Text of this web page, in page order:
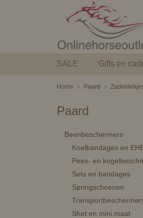
SALE Gifts en
Home › Paard ›
Paard
Beenbeschermers
Koelbandages en
Pees- en
Sets en bandages
Springschoenen
Shet en mini maat